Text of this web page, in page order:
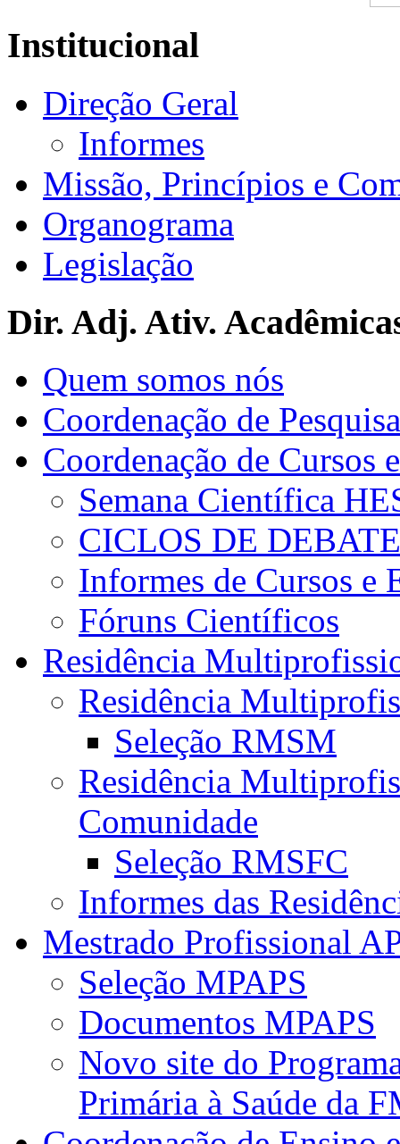
Institucional
Direção Geral
Informes
Missão, Princípios e
Organograma
Legislação
Dir. Adj. Ativ.
Quem somos nós
Coordenação de Pesquisa
Coordenação de Cursos
Semana Científica
CICLOS DE
Informes de Cursos e
Fóruns Científicos
Residência
Residência
Seleção RMSM
Residência
Comunidade
Seleção RMSFC
Informes das
Mestrado Profissional
Seleção MPAPS
Documentos MPAPS
Novo site do
Primária à Saúde da